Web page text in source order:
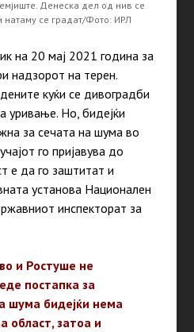
Денеска дел од нив се
натаму се градат/Фото: ИРЛ
на 20 мај 2021 година за
надзорот на терен.
куќи се дивоградби
уривање. Но, бидејќи
за сечата на шума во
го пријавува до
е да го заштитат и
установа Национален
инспекторат за
и Ростуше не
постапка за
шума бидејќи нема
област, затоа и